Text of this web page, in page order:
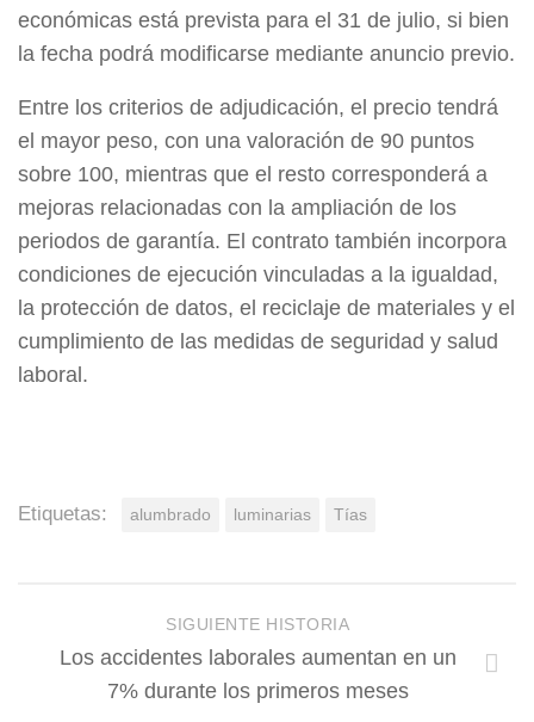
económicas está prevista para el 31 de julio, si bien
la fecha podrá modificarse mediante anuncio previo.
Entre los criterios de adjudicación, el precio tendrá
el mayor peso, con una valoración de 90 puntos
sobre 100, mientras que el resto corresponderá a
mejoras relacionadas con la ampliación de los
periodos de garantía. El contrato también incorpora
condiciones de ejecución vinculadas a la igualdad,
la protección de datos, el reciclaje de materiales y el
cumplimiento de las medidas de seguridad y salud
laboral.
Etiquetas: alumbrado luminarias Tías
SIGUIENTE HISTORIA
Los accidentes laborales aumentan en un
7% durante los primeros meses